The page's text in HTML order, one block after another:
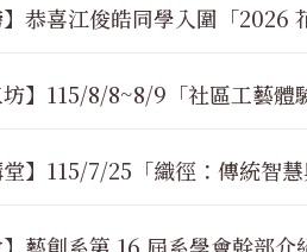
】恭喜江俊皓同學入圍「2026
坊】115/8/8~8/9「社區工藝體
堂】115/7/25「織徑：傳統智
】藝創系第 16 屆系學會幹部介